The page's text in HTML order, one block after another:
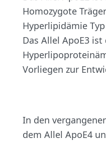
Homozygote
Hyperlipidämie
Das Allel ApoE3
Vorliegen zur
In den
dem Allel ApoE4